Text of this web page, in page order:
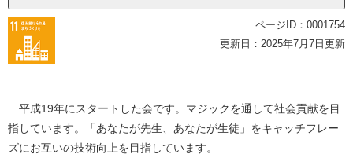
ページID：0001754
更新日：2025年7月7日更新
平成19年にスタートした会です。マジックを通して社会貢献を目
指しています。「あなたが先生、あなたが生徒」をキャッチフレー
ズにお互いの技術向上を目指しています。